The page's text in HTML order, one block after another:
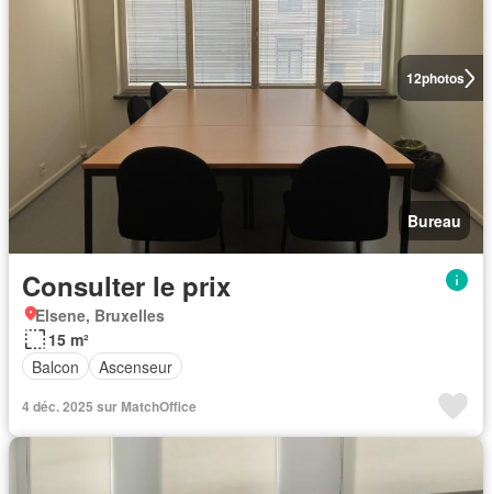
12photos
Bureau
Consulter le prix
Elsene, Bruxelles
15 m²
Balcon
Ascenseur
4 déc. 2025 sur MatchOffice